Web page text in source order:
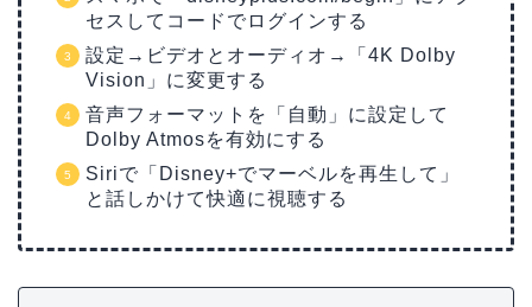
セスしてコードでログインする
設定→ビデオとオーディオ→「4K Dolby
Vision」に変更する
音声フォーマットを「自動」に設定して
Dolby Atmosを有効にする
Siriで「Disney+でマーベルを再生して」
と話しかけて快適に視聴する